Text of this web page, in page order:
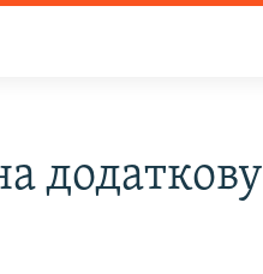
додаткову